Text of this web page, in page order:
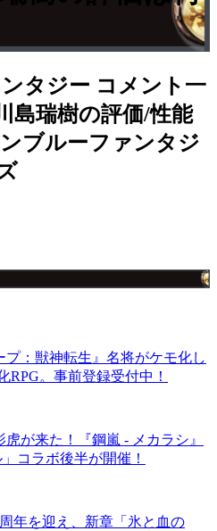
タジー コメント一
島瑞樹の評価/性能
ブルーファンタジ
プ：獣神転生』名将がケモ化し
RPG。事前登録受付中！
が来た！『鋼嵐 - メカラシ』
コラボ後半が開催！
年を迎え、新章「氷と血の